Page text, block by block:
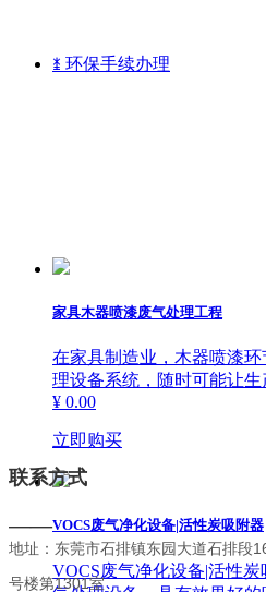
ꁧ 环保手续办理
家具木器喷漆废气处理工程
在家具制造业，木器喷漆
理设备系统，随时可能让生
¥ 0.00
立即购买
VOCS废气净化设备|活性炭吸附器
VOCS废气净化设备|活性
联系方式
——
地址：东莞市石排镇东园大道石排段
号楼第1301室